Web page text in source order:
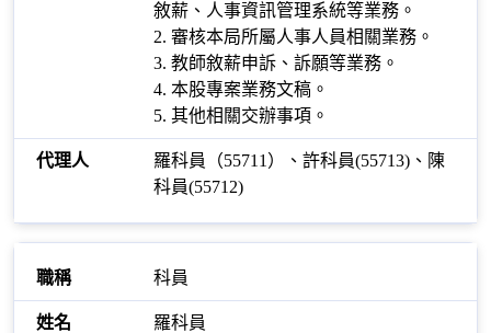
敘薪、人事資訊管理系統等業務。
2. 審核本局所屬人事人員相關業務。
3. 教師敘薪申訴、訴願等業務。
4. 本股專案業務文稿。
5. 其他相關交辦事項。
羅科員（55711）、許科員(55713)、陳
科員(55712)
科員
羅科員